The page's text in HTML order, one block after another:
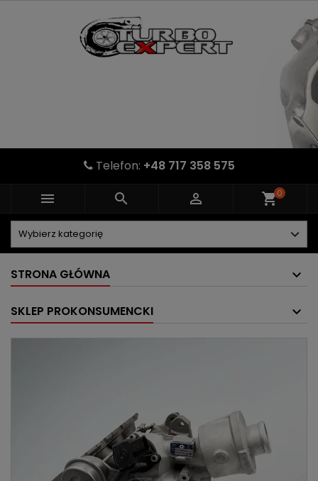
Telefon: +48 717 358 575
   shopping_cart0
STRONA GŁÓWNA
SKLEP PROKONSUMENCKI